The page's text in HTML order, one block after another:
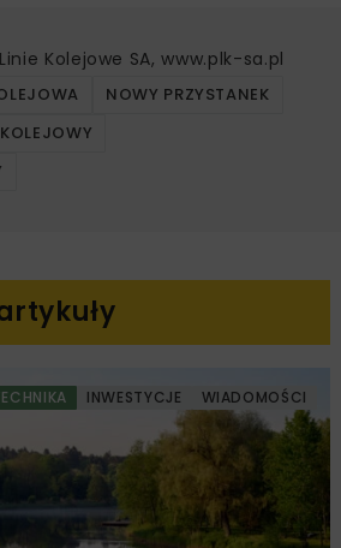
Kolejowe SA, www.plk-sa.pl
NOWY PRZYSTANEK
INWESTYCJE WIADOMOŚCI